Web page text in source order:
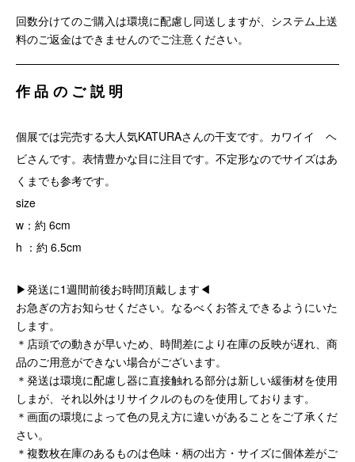
回数分けてのご購入は環境に配慮し同送しますが、システム上送
料のご返金はできませんのでご注意ください。
作品のご説明
個展では完売する大人気KATURAさんの干支です。カワイイ ヘ
ビさんです。表情豊かな目に注目です。不定形なのでサイズはあ
くまでも参考です。
size
w：約 6cm
h ：約 6.5cm
▶発送に1週間前後お時間頂戴します◀
お急ぎの方お知らせください。なるべくお答えできるようにいた
します。
＊店頭での動きが早いため、時間差により在庫の反映が遅れ、商
品のご用意ができない場合がございます。
＊発送は環境に配慮し器に直接触れる部分は新しい緩衝材を使用
しまが、それ以外はリサイクルのものを使用しております。
＊画面の環境によって色の見え方に違いがあることをご了承くだ
さい。
＊複数枚在庫のあるものは色味・柄の出方・サイズに個体差がご